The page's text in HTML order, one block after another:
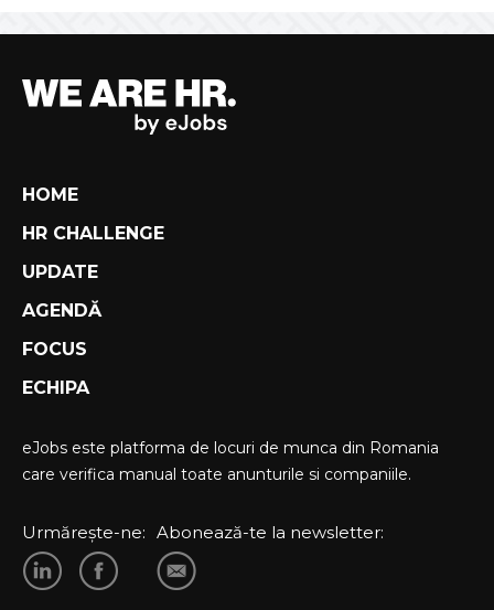
HOME
HR CHALLENGE
UPDATE
AGENDĂ
FOCUS
ECHIPA
eJobs este platforma de locuri de munca din Romania
care verifica manual toate anunturile si companiile.
Urmărește-ne: Abonează-te la newsletter: